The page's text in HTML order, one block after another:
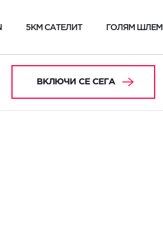
5KM САТЕЛИТ ГОЛЯМ ШЛЕМ
ВКЛЮЧИ СЕ СЕГА